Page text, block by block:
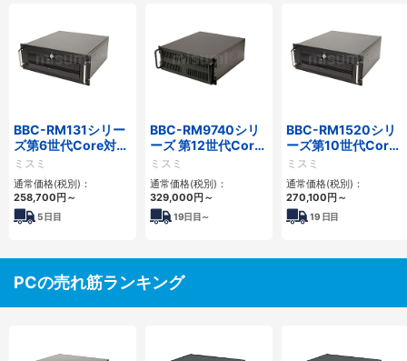
BBC-RM131シリー
ズ第6世代Core対応
省スペースラックマ
ウントFAPC
3PCI3PCIe
ミスミ
通常価格(税別)：
258,700円～
5日目
BBC-RM9740シリ
ーズ 第12世代Core
対応ラックマウント
FAPC4PCI・3PCIe
ミスミ
通常価格(税別)：
329,000円～
19日目～
BBC-RM1520シリ
ーズ第10世代Core
省スペースラックマ
ウントFAPC5PCI・
2PCIe
ミスミ
通常価格(税別)：
270,100円～
19 日目
PCの売れ筋ランキング